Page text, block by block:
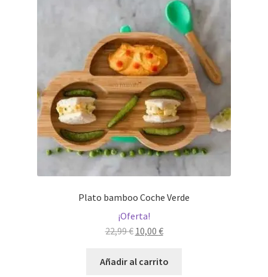
Plato bamboo Coche Verde
¡Oferta!
22,99€ El
original
10,00 €El
actual
Añadir al carrito